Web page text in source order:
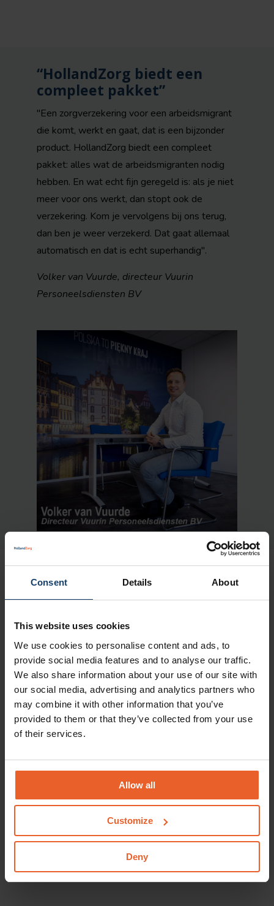
Consent Details About
This website uses cookies
We use cookies to personalise content and ads, to
provide social media features and to analyse our traffic.
We also share information about your use of our site with
our social media, advertising and analytics partners who
may combine it with other information that you’ve
provided to them or that they’ve collected from your use
of their services.
Allow all
Customize
Deny
“HollandZorg biedt een
compleet pakket”
"Een zorgverzekering voor een arbeidsmigrant
die komt, werkt en gaat, dat is een bijzonder
product. HollandZorg biedt een compleet
pakket: alles wat de arbeidsmigranten nodig
hebben. En wat echt fijn geregeld is: als je niet
meer voor ons werkt, dan stopt ook de
verzekering. Kom je vervolgens bij ons terug,
dan ben je weer verzekerd. Dat gaat allemaal
automatisch en dat is echt superhandig".
Volker van Vuurde, directeur Vuurin
Personeelsdiensten BV
Kennis & vertrouwen zijn
belangrijk
Frank Johnsen, directeur Bedrijfsvoering, legt uit waar
een goede zorgverzekering voor arbeidsmigranten
aan voldoet.
Naar het interview
Digitale oplossingen van
HollandZorg
Door veel tijd te steken in digitale innovaties blijven
wij vooroplopen. In deze blog leggen we uit welke
slimme digitale oplossingen we hebben ontwikkeld.